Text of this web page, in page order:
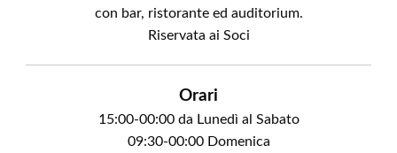
con bar, ristorante ed auditorium.
Riservata ai Soci
Orari
15:00-00:00 da Lunedì al Sabato
09:30-00:00 Domenica